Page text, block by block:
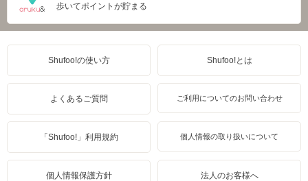
歩いてポイントが貯まる
Shufoo!の使い方 Shufoo!とは
よくあるご質問 ご利用についてのお問い合わせ
「Shufoo!」利用規約 個人情報の取り扱いについて
個人情報保護方針 法人のお客様へ